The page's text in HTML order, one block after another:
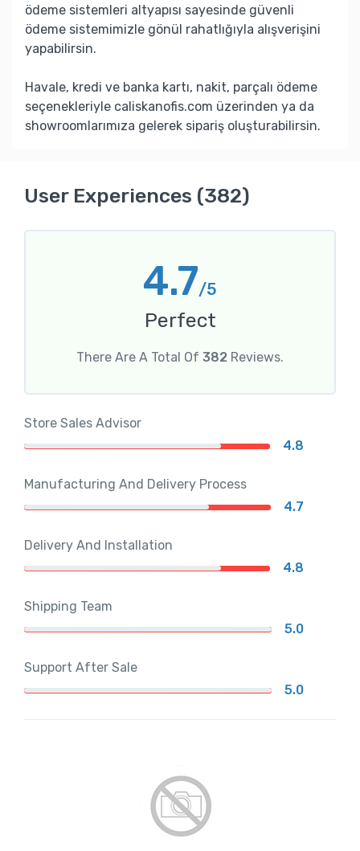
ödeme sistemleri altyapısı sayesinde güvenli
ödeme sistemimizle gönül rahatlığıyla alışverişini
yapabilirsin.
Havale, kredi ve banka kartı, nakit, parçalı ödeme
seçenekleriyle caliskanofis.com üzerinden ya da
showroomlarımıza gelerek sipariş oluşturabilirsin.
User Experiences (382)
4.7/5
Perfect
There Are A Total Of 382 Reviews.
Store Sales Advisor
4.8
Manufacturing And Delivery Process
4.7
Delivery And Installation
4.8
Shipping Team
5.0
Support After Sale
5.0